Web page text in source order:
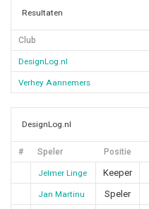
Resultaten
Club
DesignLog.nl
Verhey Aannemers
DesignLog.nl
# Speler Positie
Jelmer Linge Keeper
Jan Martinu Speler